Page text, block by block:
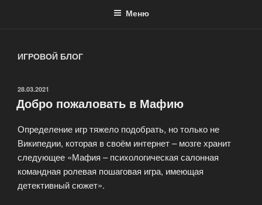
Меню
ИГРОВОЙ БЛОГ
ОПУБЛИКОВАНО
28.03.2021
Добро пожаловать в Мафию
Определение игр тяжело подобрать, но только не
Википедии, которая в своём интернет – мозге хранит
следующее «Мафия – психологическая салонная
командная ролевая пошаговая игра, имеющая
детективный сюжет».